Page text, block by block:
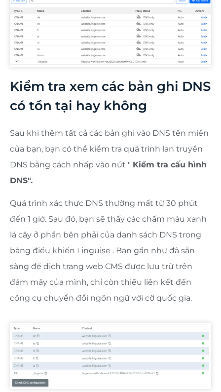
Kiểm tra xem các bản ghi DNS
có tồn tại hay không
Sau khi thêm tất cả các bản ghi vào DNS tên miền
của bạn, bạn có thể kiểm tra quá trình lan truyền
DNS bằng cách nhấp vào nút " Kiểm tra cấu hình
DNS".
Quá trình xác thực DNS thường mất từ ​​30 phút
đến 1 giờ. Sau đó, bạn sẽ thấy các chấm màu xanh
lá cây ở phần bên phải của danh sách DNS trong
bảng điều khiển Linguise . Bạn gần như đã sẵn
sàng để dịch trang web CMS được lưu trữ trên
đám mây của mình, chỉ còn thiếu liên kết đến
công cụ chuyển đổi ngôn ngữ với cờ quốc gia.